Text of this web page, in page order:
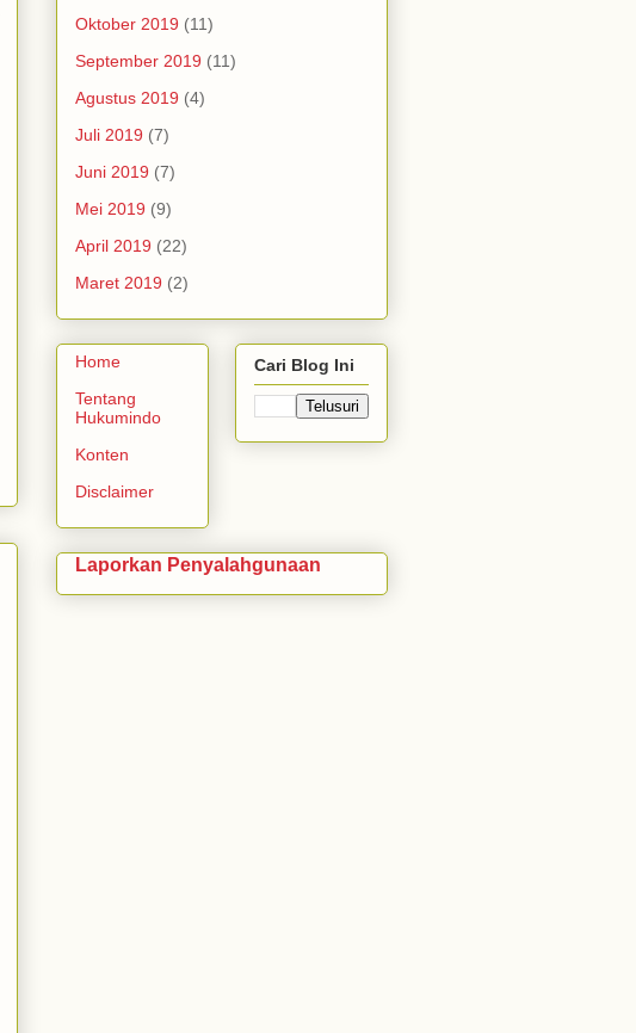
Oktober 2019 (11)
September 2019 (11)
Agustus 2019 (4)
Juli 2019 (7)
Juni 2019 (7)
Mei 2019 (9)
April 2019 (22)
Maret 2019 (2)
Home
Tentang
Hukumindo
Konten
Disclaimer
Cari Blog Ini
Laporkan Penyalahgunaan